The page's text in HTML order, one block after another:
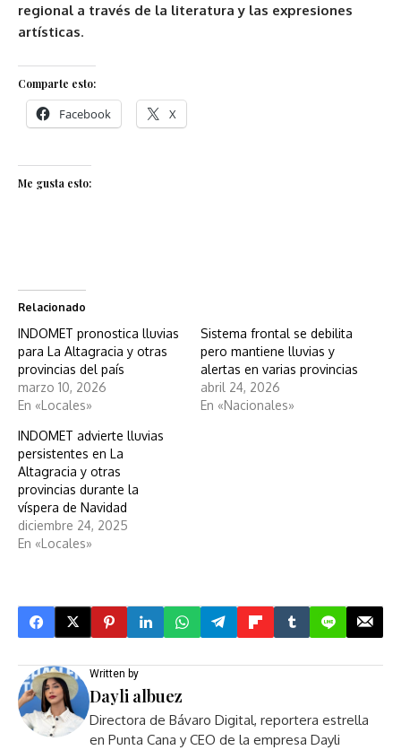
regional a través de la literatura y las expresiones
artísticas.
Comparte esto:
Facebook X
Me gusta esto:
Relacionado
INDOMET pronostica lluvias
para La Altagracia y otras
provincias del país
marzo 10, 2026
En «Locales»
Sistema frontal se debilita
pero mantiene lluvias y
alertas en varias provincias
abril 24, 2026
En «Nacionales»
INDOMET advierte lluvias
persistentes en La
Altagracia y otras
provincias durante la
víspera de Navidad
diciembre 24, 2025
En «Locales»
Written by
Dayli albuez
Directora de Bávaro Digital, reportera estrella
en Punta Cana y CEO de la empresa Dayli